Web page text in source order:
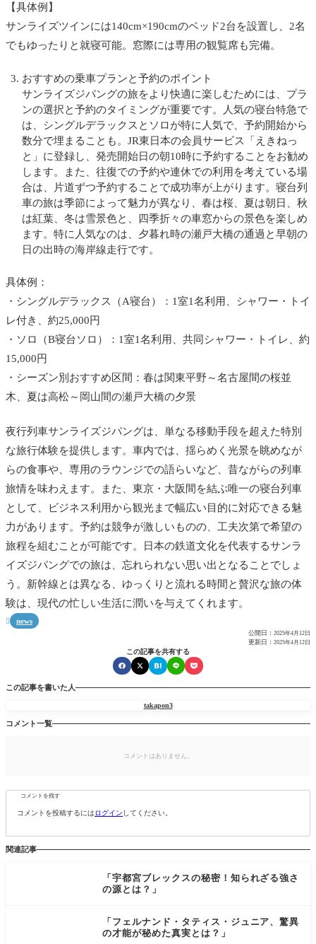
【具体例】
サンライズツインには140cm×190cmのベッド2台を設置し、2名
でもゆったりと就寝可能。窓際には専用の観覧席も完備。
おすすめの乗車プランと予約のポイント
サンライズジパングの旅をより快適に楽しむためには、プラ
ンの選択と予約のタイミングが重要です。人気の寝台特急で
は、シングルデラックスとソロが特に人気で、予約開始から
数分で埋まることも。JR東日本の会員サービス「えきねっ
と」に登録し、発売開始日の朝10時に予約することをお勧め
します。また、往復での予約や連休での利用を考えている場
合は、片道ずつ予約することで成功率が上がります。寝台列
車の旅は季節によって魅力が異なり、春は桜、夏は朝日、秋
は紅葉、冬は雪景色と、四季折々の車窓からの景色を楽しめ
ます。特に人気なのは、夕暮れ時の瀬戸大橋の通過と早朝の
日の出時の海岸線走行です。
具体例：
・シングルデラックス（A寝台）：1室1名利用、シャワー・トイ
レ付き、約25,000円
・ソロ（B寝台ソロ）：1室1名利用、共同シャワー・トイレ、約
15,000円
・シーズン別おすすめ区間：春は関東平野～名古屋間の桜並
木、夏は高松～岡山間の瀬戸大橋の夕景
夜行列車サンライズジパングは、単なる移動手段を超えた特別
な旅行体験を提供します。車内では、揺らめく光景を眺めなが
らの食事や、専用のラウンジでの語らいなど、昔ながらの列車
旅情を味わえます。また、東京・大阪間を結ぶ唯一の寝台列車
として、ビジネス利用から観光まで幅広い目的に対応できる魅
力があります。予約は競争が激しいものの、工夫次第で希望の
旅程を組むことが可能です。日本の鉄道文化を代表するサンラ
イズジパングでの旅は、忘れられない思い出となることでしょ
う。新幹線とは異なる、ゆっくりと流れる時間と贅沢な旅の体
験は、現代の忙しい生活に潤いを与えてくれます。
 news
公開日： 2025年4月12日
更新日： 2025年4月12日
この記事を共有する
この記事を書いた人
takapon3
コメント一覧
コメントはありません。
コメントを残す
コメントを投稿するにはログイン してください。
関連記事
「宇都宮ブレックスの秘密！知られざる強さ
の源とは？」
「フェルナンド・タティス・ジュニア、驚異
の才能が秘めた真実とは？」